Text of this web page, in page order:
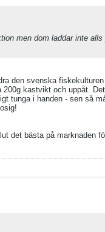
men dom laddar inte
den svenska
kastvikt och uppåt.
tunga i handen - sen så
det bästa på marknaden